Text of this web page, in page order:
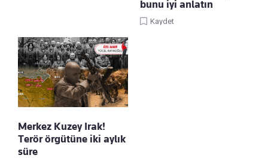
bunu iyi anlatın
Kaydet
Merkez Kuzey Irak!
Terör örgütüne iki aylık
süre